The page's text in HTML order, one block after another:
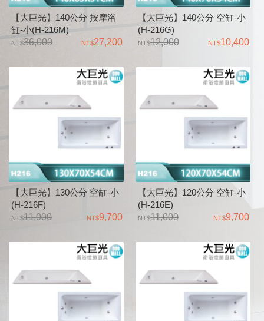
【大巨光】140公分 按摩浴
缸-小(H-216M)
36,000
27,200
【大巨光】140公分 空缸-小
(H-216G)
12,000
10,400
【大巨光】130公分 空缸-小
(H-216F)
11,000
9,700
【大巨光】120公分 空缸-小
(H-216E)
11,000
9,700